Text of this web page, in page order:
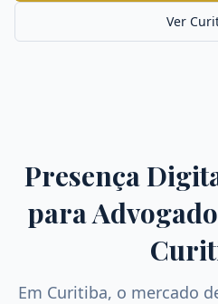
Ver
Presença
para
Em Curitiba, o mercado